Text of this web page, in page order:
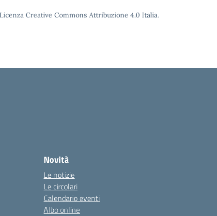
Creative Commons Attribuzione 4.0 Italia.
Novità
Le notizie
Le circolari
Calendario eventi
Albo online